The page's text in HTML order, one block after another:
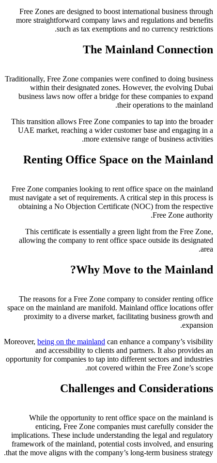
Free Zones are designed to boost international business through
more straightforward company laws and regulations and benefits
such as tax exemptions and no currency restrictions.
The Mainland Connection
Traditionally, Free Zone companies were confined to doing business
within their designated zones. However, the evolving Dubai
business laws now offer a bridge for these companies to expand
their operations to the mainland.
This transition allows Free Zone companies to tap into the broader
UAE market, reaching a wider customer base and engaging in a
more extensive range of business activities.
Renting Office Space on the Mainland
Free Zone companies looking to rent office space on the mainland
must navigate a set of requirements. A critical step in this process is
obtaining a No Objection Certificate (NOC) from the respective
Free Zone authority.
This certificate is essentially a green light from the Free Zone,
allowing the company to rent office space outside its designated
area.
Why Move to the Mainland?
The reasons for a Free Zone company to consider renting office
space on the mainland are manifold. Mainland office locations offer
proximity to a diverse market, facilitating business growth and
expansion.
Moreover, being on the mainland can enhance a company’s visibility
and accessibility to clients and partners. It also provides an
opportunity for companies to tap into different sectors and industries
not covered within the Free Zone’s scope.
Challenges and Considerations
While the opportunity to rent office space on the mainland is
enticing, Free Zone companies must carefully consider the
implications. These include understanding the legal and regulatory
framework of the mainland, potential costs involved, and ensuring
that the move aligns with the company’s long-term business strategy.